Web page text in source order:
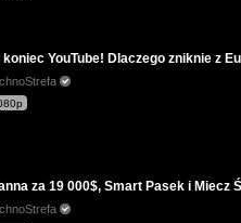
koniec YouTube! Dlaczego zniknie z
za 19 000$, Smart Pasek i Miecz